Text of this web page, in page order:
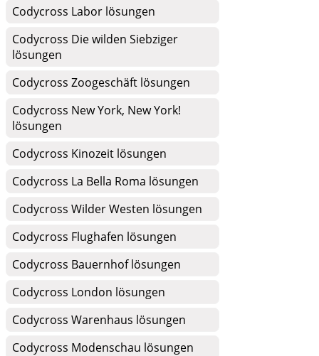
Codycross Labor lösungen
Codycross Die wilden Siebziger
lösungen
Codycross Zoogeschäft lösungen
Codycross New York, New York!
lösungen
Codycross Kinozeit lösungen
Codycross La Bella Roma lösungen
Codycross Wilder Westen lösungen
Codycross Flughafen lösungen
Codycross Bauernhof lösungen
Codycross London lösungen
Codycross Warenhaus lösungen
Codycross Modenschau lösungen